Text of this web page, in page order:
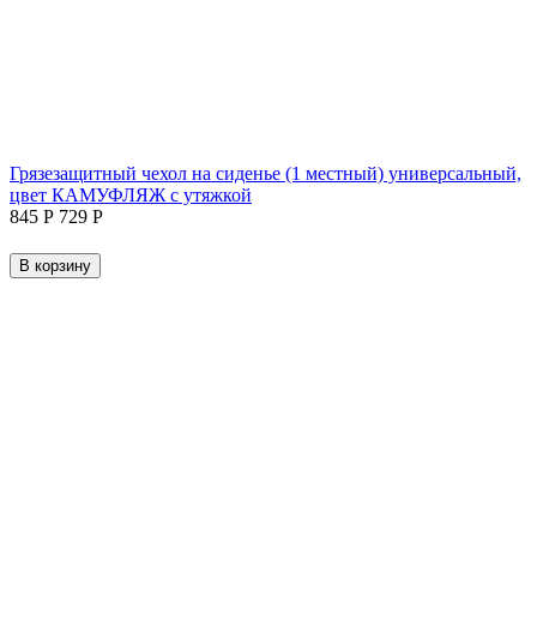
Грязезащитный чехол на сиденье (1 местный) универсальный,
цвет КАМУФЛЯЖ с утяжкой
‍845‍ Р ‍729‍ Р
В корзину